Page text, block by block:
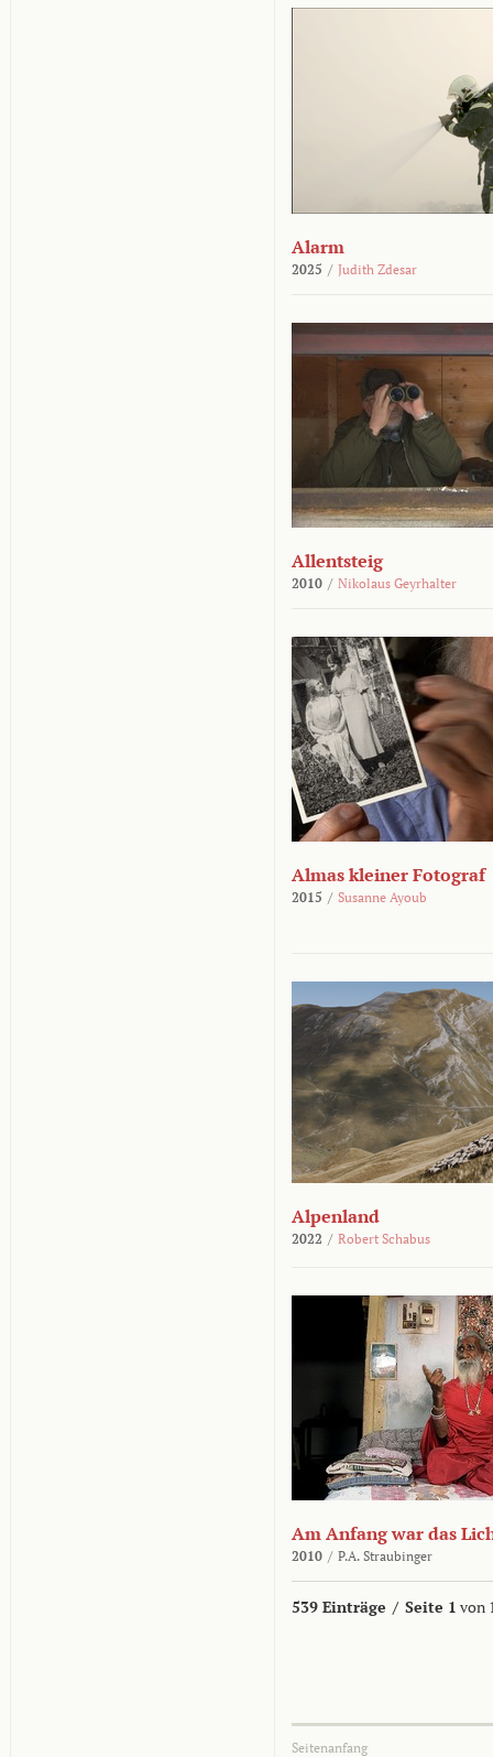
Alarm
2025 / Judith Zdesar
Allentsteig
2010 / Nikolaus Geyrhalter
Almas kleiner Fotograf
2015 / Susanne Ayoub
Alpenland
2022 / Robert Schabus
Am Anfang war das
2010 / P.A. Straubinger
539 Einträge / Seite 1 von
Seitenanfang